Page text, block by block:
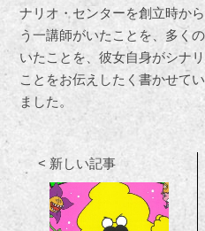
ナリオ・センターを創立時か
う一講師がいたことを、多く
いたことを、彼女自身がシナ
ことをお伝えしたく書かせて
ました。
< 新しい記事